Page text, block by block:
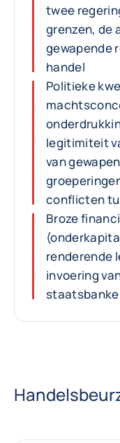
twee
grenzen, de
gewapende
handel
Politieke
legitimiteit
van
conflicten
Broze
renderende
invoering